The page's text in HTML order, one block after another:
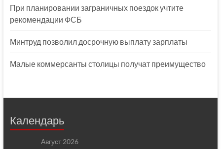
При планировании заграничных поездок учтите
рекомендации ФСБ
Минтруд позволил досрочную выплату зарплаты
Малые коммерсанты столицы получат преимущество
Календарь
Август 2026